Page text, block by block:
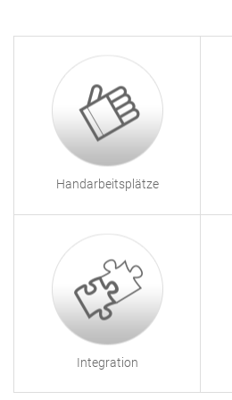
Handarbeitsplätze
Integration